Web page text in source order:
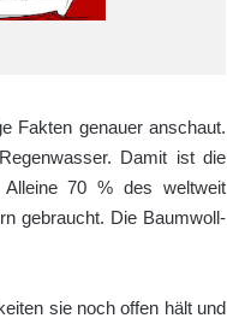
Fakten genauer anschaut.
Damit ist die
Alleine 70 % des weltweit
gebraucht. Die Baumwoll-
sie noch offen hält und